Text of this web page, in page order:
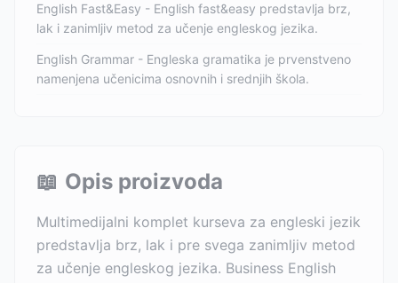
English Fast&Easy - English fast&easy predstavlja brz,
lak i zanimljiv metod za učenje engleskog jezika.
English Grammar - Engleska gramatika je prvenstveno
namenjena učenicima osnovnih i srednjih škola.
📖 Opis proizvoda
Multimedijalni komplet kurseva za engleski jezik
predstavlja brz, lak i pre svega zanimljiv metod
za učenje engleskog jezika. Business English